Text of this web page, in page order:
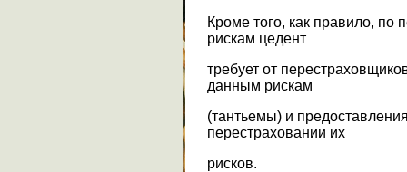
Кроме того, как правило, по
рискам цедент
требует от
данным рискам
(тантьемы) и
перестраховании их
рисков.